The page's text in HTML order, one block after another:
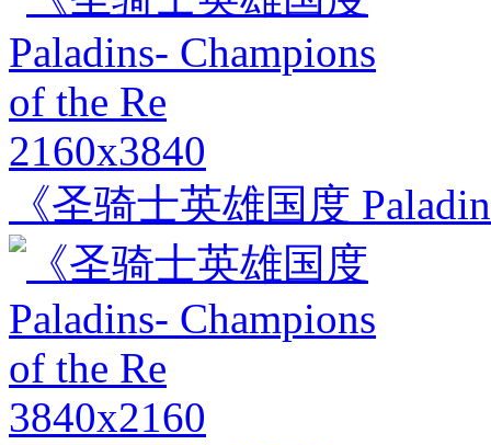
2160x3840
《圣骑士英雄国度
3840x2160